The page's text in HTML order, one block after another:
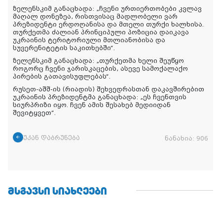
ზელენსკიმ განაცხადა: „ჩვენი ურთიერთობები კვლავ
მაღალ დონეზეა, რისთვისაც მადლობელი ვარ
პრეზიდენტი ერდოღანისა და მთელი თურქი ხალხისა.
თურქეთმა ძალიან პრინციპული პოზიცია დაიკავა
უკრაინის ტერიტორიული მთლიანობისა და
სუვერენიტეტის საკითხებში“.
ზელენსკიმ განაცხადა: „თურქეთმა ხელი შეუწყო
როგორც ჩვენი ჯარისკაცების, ასევე სამოქალაქო
პირების გათავისუფლებას“.
რუსეთ-აშშ-ის (რიადის) შეხვედრასთან დაკავშირებით
უკრაინის პრეზიდენტმა განაცხადა: „ეს ჩვენთვის
სიურპრიზი იყო. ჩვენ ამის შესახებ მედიიდან
შევიტყვეთ“.
უკან დაბრუნება ნანახია: 906
ᲛᲡᲒᲐᲕᲡᲘ ᲡᲘᲐᲮᲚᲔᲔᲑᲘ